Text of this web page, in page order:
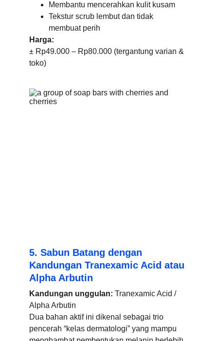
Membantu mencerahkan kulit kusam
Tekstur scrub lembut dan tidak
membuat perih
Harga:
± Rp49.000 – Rp80.000 (tergantung varian &
toko)
5. Sabun Batang dengan
Kandungan Tranexamic Acid atau
Alpha Arbutin
Kandungan unggulan: Tranexamic Acid /
Alpha Arbutin
Dua bahan aktif ini dikenal sebagai trio
pencerah “kelas dermatologi” yang mampu